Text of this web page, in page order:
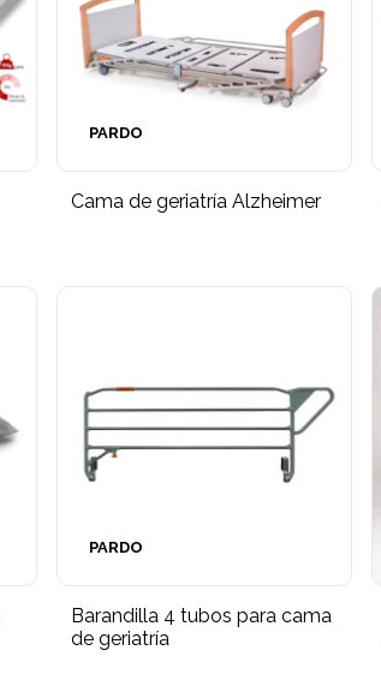
Cama de geriatría Alzheimer
PARDO
Barandilla 4 tubos para cama
de geriatría
PARDO